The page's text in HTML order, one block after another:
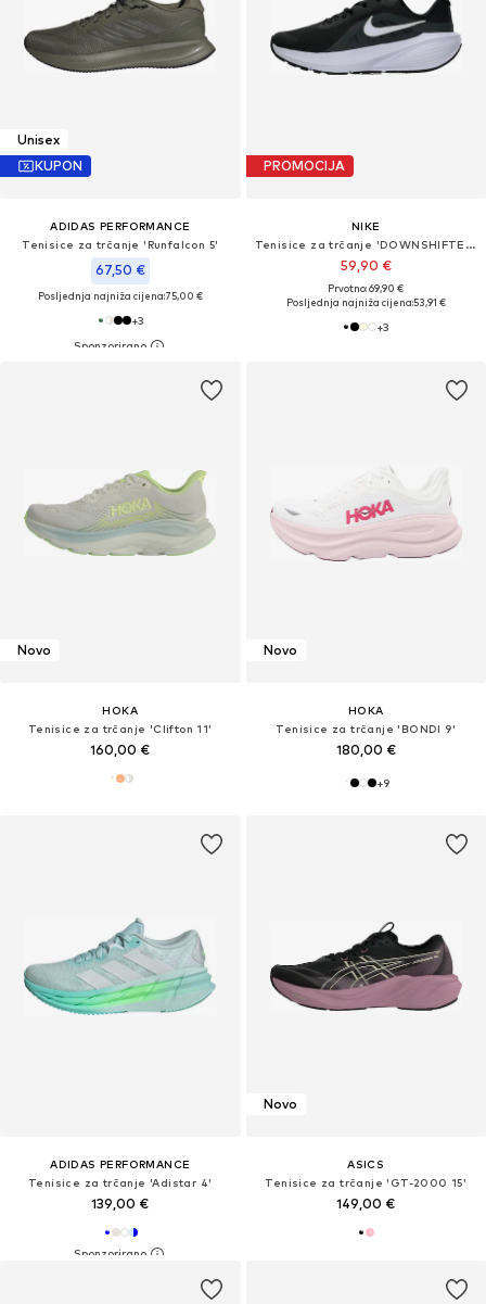
Unisex
KUPON
ADIDAS PERFORMANCE
Tenisice za trčanje 'Runfalcon 5'
67,50 €
Posljednja najniža cijena:75,00 €
+3
PROMOCIJA
NIKE
Tenisice za trčanje 'DOWNSHIFTER 14'
59,90 €
Prvotno: 69,90 €
Posljednja najniža cijena:53,91 €
+3
Novo
HOKA
Tenisice za trčanje 'Clifton 11'
160,00 €
Novo
HOKA
Tenisice za trčanje 'BONDI 9'
180,00 €
+9
ADIDAS PERFORMANCE
Tenisice za trčanje 'Adistar 4'
139,00 €
Novo
ASICS
Tenisice za trčanje 'GT-2000 15'
149,00 €